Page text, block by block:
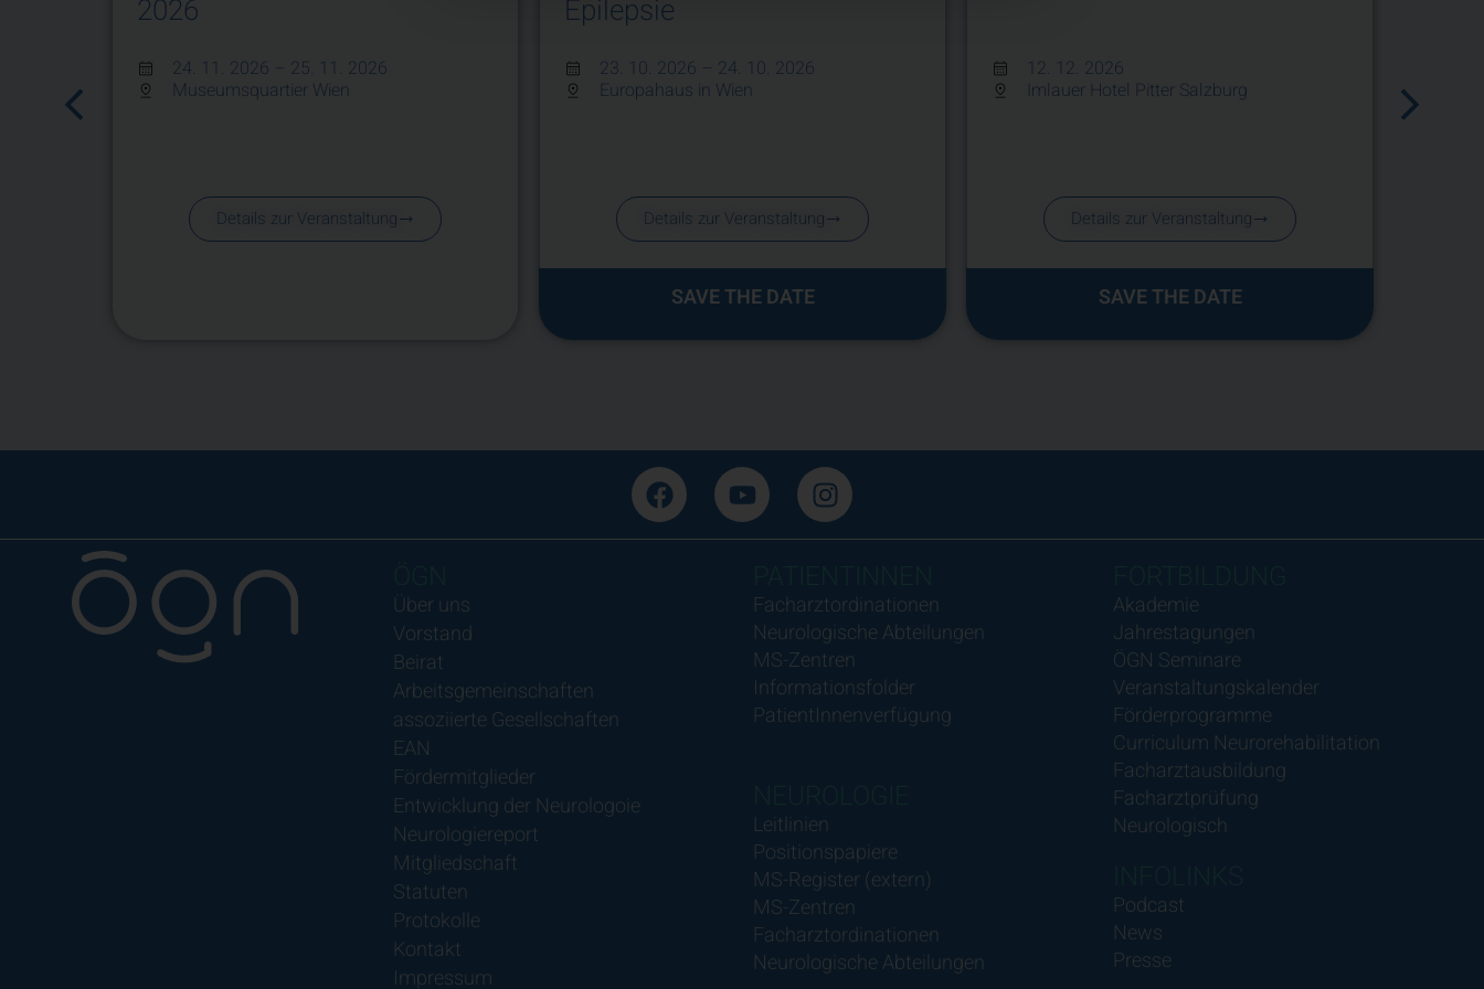
2026
24. 11. 2026 – 25. 11. 2026
Museumsquartier Wien
Details zur Veranstaltung
Epilepsie
23. 10. 2026 – 24. 10. 2026
Europahaus in Wien
Details zur Veranstaltung
SAVE THE DATE
12. 12. 2026
Imlauer Hotel Pitter Salzburg
Details zur Veranstaltung
SAVE THE DATE
Über uns
Vorstand
Beirat
Arbeitsgemeinschaften
assoziierte Gesellschaften
EAN
Fördermitglieder
Entwicklung der Neurologoie
Neurologiereport
Mitgliedschaft
Statuten
Protokolle
Kontakt
Impressum
Facharztordinationen
Neurologische Abteilungen
MS-Zentren
Informationsfolder
PatientInnenverfügung
Leitlinien
Positionspapiere
MS-Register (extern)
MS-Zentren
Facharztordinationen
Neurologische Abteilungen
Akademie
Jahrestagungen
ÖGN Seminare
Veranstaltungskalender
Förderprogramme
Curriculum Neurorehabilitation
Facharztausbildung
Facharztprüfung
Neurologisch
Podcast
News
Presse